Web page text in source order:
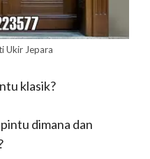
Ukir Jepara
klasik?
dimana dan